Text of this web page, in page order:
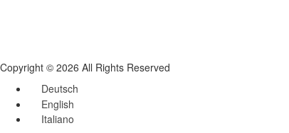
Copyright © 2026 All Rights Reserved
Deutsch
English
Italiano